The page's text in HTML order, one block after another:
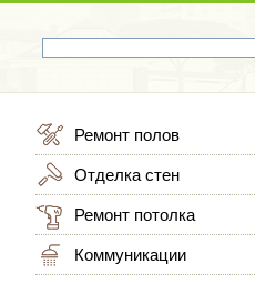
Ремонт полов
Отделка стен
Ремонт потолка
Коммуникации